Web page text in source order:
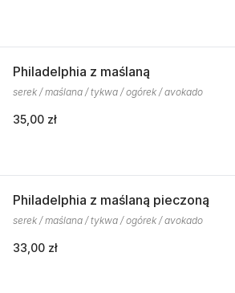
Philadelphia z maślaną
serek / maślana / tykwa / ogórek / avokado
35,00 zł
Philadelphia z maślaną pieczoną
serek / maślana / tykwa / ogórek / avokado
33,00 zł